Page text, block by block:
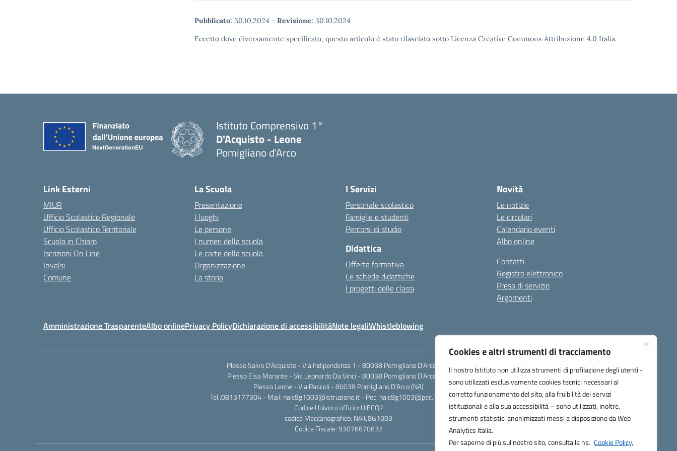
Cookies e altri strumenti di tracciamento
Il nostro Istituto non utilizza strumenti di profilazione degli utenti -
sono utilizzati esclusivamente cookies tecnici necessari al
corretto funzionamento del sito, alla fruibilità dei servizi
istituzionali e alla sua accessibilità – sono utilizzati, inoltre,
strumenti statistici anonimizzati messi a disposizione da Web
Analytics Italia.
Per saperne di più sul nostro sito, consulta la ns. Cookie Policy.
Pubblicato: 30.10.2024 - Revisione: 30.10.2024
Eccetto dove diversamente specificato, questo articolo è stato rilasciato sotto Licenza Creative Commons Attribuzione 4.0 Italia.
Istituto Comprensivo 1°
D'Acquisto - Leone
Pomigliano d'Arco
Link Esterni
MIUR
Ufficio Scolastico Regionale
Ufficio Scolastico Territoriale
Scuola in Chiaro
Iscrizioni On Line
Invalsi
Comune
La Scuola
Presentazione
I luoghi
Le persone
I numeri della scuola
Le carte della scuola
Organizzazione
La storia
I Servizi
Personale scolastico
Famiglie e studenti
Percorsi di studio
Didattica
Offerta formativa
Le schede didattiche
I progetti delle classi
Novità
Le notizie
Le circolari
Calendario eventi
Albo online
Contatti
Registro elettronico
Presa di servizio
Argomenti
Amministrazione TrasparenteAlbo onlinePrivacy PolicyDichiarazione di accessibilitàNote legaliWhistleblowing
Plesso Salvo D'Acquisto - Via Indipendenza 1 - 80038 Pomigliano D'Arco (NA)
Plesso Elsa Morante - Via Leonardo Da Vinci - 80038 Pomigliano D'Arco (NA)
Plesso Leone - Via Pascoli - 80038 Pomigliano D'Arco (NA)
Tel.:0813177304 - Mail: naic8g1003@istruzione.it - Pec: naic8g1003@pec.istruzione.it
Codice Univoco ufficio: UIECQ7
codice Meccanografico: NAIC8G1003
Codice Fiscale: 93076670632